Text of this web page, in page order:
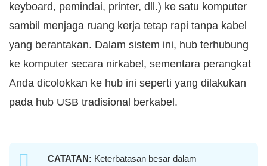
keyboard, pemindai, printer, dll.) ke satu komputer
sambil menjaga ruang kerja tetap rapi tanpa kabel
yang berantakan. Dalam sistem ini, hub terhubung
ke komputer secara nirkabel, sementara perangkat
Anda dicolokkan ke hub ini seperti yang dilakukan
pada hub USB tradisional berkabel.
CATATAN: Keterbatasan besar dalam